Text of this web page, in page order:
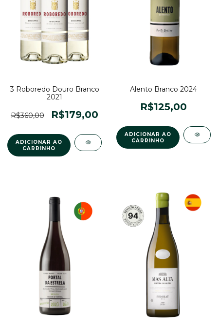
3 Roboredo Douro Branco
2021
R$360,00 R$179,00
Alento Branco 2024
R$125,00